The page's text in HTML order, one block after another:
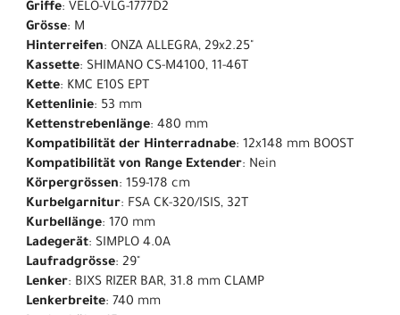
Griffe: VELO-VLG-1777D2
Grösse: M
Hinterreifen: ONZA ALLEGRA, 29x2.25"
Kassette: SHIMANO CS-M4100, 11-46T
Kette: KMC E10S EPT
Kettenlinie: 53 mm
Kettenstrebenlänge: 480 mm
Kompatibilität der Hinterradnabe: 12x148 mm BOOST
Kompatibilität von Range Extender: Nein
Körpergrössen: 159-178 cm
Kurbelgarnitur: FSA CK-320/ISIS, 32T
Kurbellänge: 170 mm
Ladegerät: SIMPLO 4.0A
Laufradgrösse: 29"
Lenker: BIXS RIZER BAR, 31.8 mm CLAMP
Lenkerbreite: 740 mm